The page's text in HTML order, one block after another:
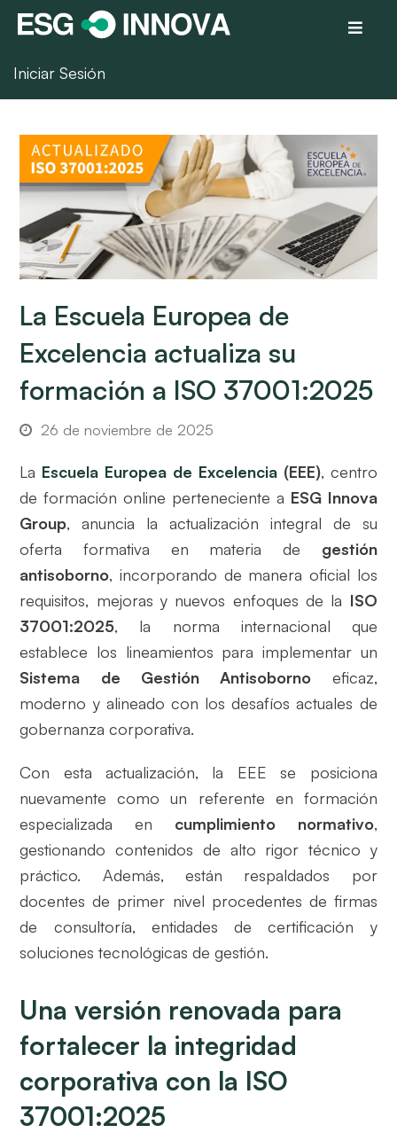
Iniciar Sesión
La Escuela Europea de
Excelencia actualiza su
formación a ISO 37001:2025
26 de noviembre de 2025
La Escuela Europea de Excelencia(EEE), centro
de formación online perteneciente a ESG Innova
Group, anuncia la actualización integral de su
oferta formativa en materia de gestión
antisoborno, incorporando de manera oficial los
requisitos, mejoras y nuevos enfoques de la ISO
37001:2025, la norma internacional que
establece los lineamientos para implementar un
Sistema de Gestión Antisoborno eficaz,
moderno y alineado con los desafíos actuales de
gobernanza corporativa.
Con esta actualización, la EEE se posiciona
nuevamente como un referente en formación
especializada en cumplimiento normativo,
gestionando contenidos de alto rigor técnico y
práctico. Además, están respaldados por
docentes de primer nivel procedentes de firmas
de consultoría, entidades de certificación y
soluciones tecnológicas de gestión.
Una versión renovada para
fortalecer la integridad
corporativa con la ISO
37001:2025